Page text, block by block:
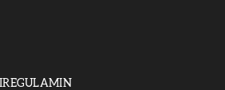
REGULAMIN